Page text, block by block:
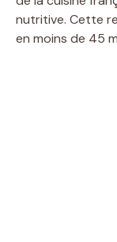
nutritive. Cette
en moins de 45